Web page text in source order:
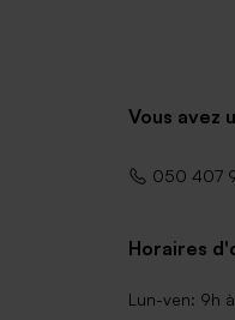
Vous avez
050 407
Horaires
Lun-ven: 9h